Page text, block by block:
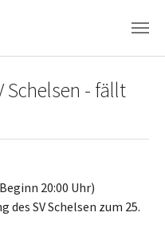
Schelsen - fällt
20:00 Uhr)
SV Schelsen zum 25.